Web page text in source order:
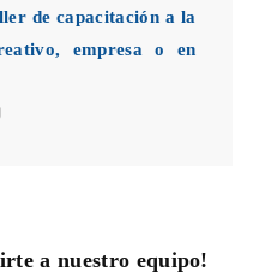
de capacitación a la
empresa o en
a nuestro equipo!